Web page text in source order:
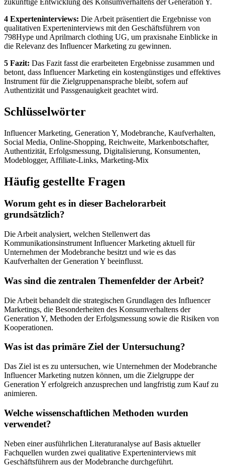
4 Experteninterviews: Die Arbeit präsentiert die Ergebnisse von
qualitativen Experteninterviews mit den Geschäftsführern von
798Hype und Aprilmarch clothing UG, um praxisnahe Einblicke in
die Relevanz des Influencer Marketing zu gewinnen.
5 Fazit: Das Fazit fasst die erarbeiteten Ergebnisse zusammen und
betont, dass Influencer Marketing ein kostengünstiges und effektives
Instrument für die Zielgruppenansprache bleibt, sofern auf
Authentizität und Passgenauigkeit geachtet wird.
Schlüsselwörter
Influencer Marketing, Generation Y, Modebranche, Kaufverhalten,
Social Media, Online-Shopping, Reichweite, Markenbotschafter,
Authentizität, Erfolgsmessung, Digitalisierung, Konsumenten,
Modeblogger, Affiliate-Links, Marketing-Mix
Häufig gestellte Fragen
Worum geht es in dieser Bachelorarbeit
grundsätzlich?
Die Arbeit analysiert, welchen Stellenwert das
Kommunikationsinstrument Influencer Marketing aktuell für
Unternehmen der Modebranche besitzt und wie es das
Kaufverhalten der Generation Y beeinflusst.
Was sind die zentralen Themenfelder der Arbeit?
Die Arbeit behandelt die strategischen Grundlagen des Influencer
Marketings, die Besonderheiten des Konsumverhaltens der
Generation Y, Methoden der Erfolgsmessung sowie die Risiken von
Kooperationen.
Was ist das primäre Ziel der Untersuchung?
Das Ziel ist es zu untersuchen, wie Unternehmen der Modebranche
Influencer Marketing nutzen können, um die Zielgruppe der
Generation Y erfolgreich anzusprechen und langfristig zum Kauf zu
animieren.
Welche wissenschaftlichen Methoden wurden
verwendet?
Neben einer ausführlichen Literaturanalyse auf Basis aktueller
Fachquellen wurden zwei qualitative Experteninterviews mit
Geschäftsführern aus der Modebranche durchgeführt.